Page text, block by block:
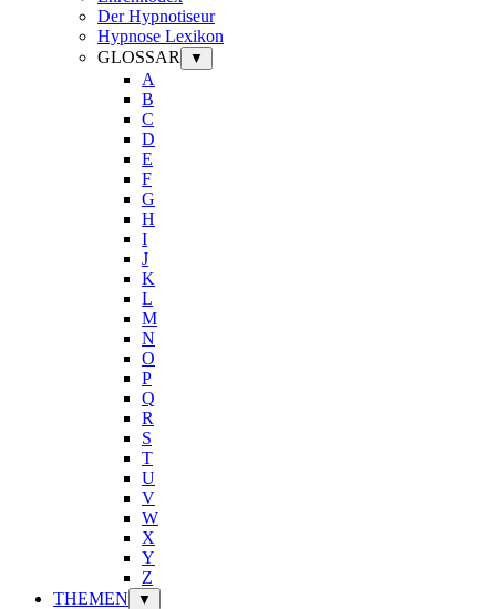
Der Hypnotiseur
Hypnose Lexikon
GLOSSAR
▼
A
B
C
D
E
F
G
H
I
J
K
L
M
N
O
P
Q
R
S
T
U
V
W
X
Y
Z
THEMEN
▼